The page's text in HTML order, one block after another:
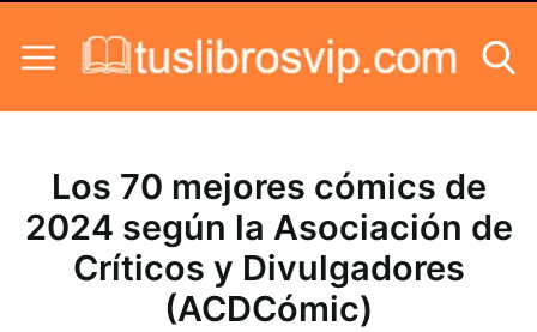
Los 70 mejores cómics de
2024 según la Asociación de
Críticos y Divulgadores
(ACDCómic)